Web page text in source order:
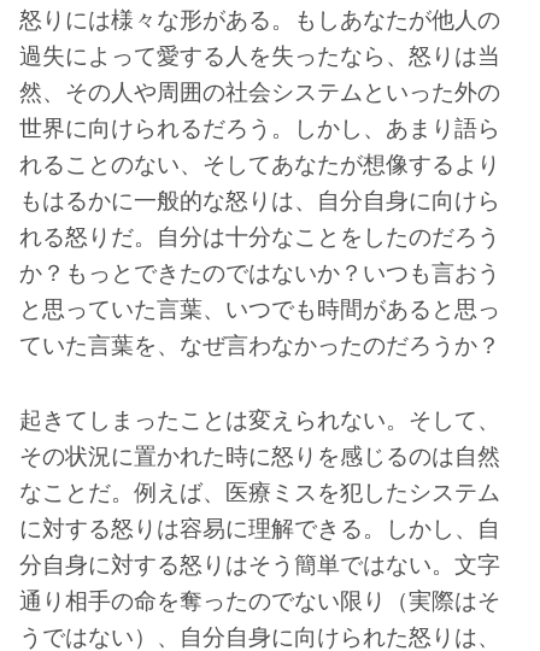
怒りには様々な形がある。もしあなたが他人の
過失によって愛する人を失ったなら、怒りは当
然、その人や周囲の社会システムといった外の
世界に向けられるだろう。しかし、あまり語ら
れることのない、そしてあなたが想像するより
もはるかに一般的な怒りは、自分自身に向けら
れる怒りだ。自分は十分なことをしたのだろう
か？もっとできたのではないか？いつも言おう
と思っていた言葉、いつでも時間があると思っ
ていた言葉を、なぜ言わなかったのだろうか？
起きてしまったことは変えられない。そして、
その状況に置かれた時に怒りを感じるのは自然
なことだ。例えば、医療ミスを犯したシステム
に対する怒りは容易に理解できる。しかし、自
分自身に対する怒りはそう簡単ではない。文字
通り相手の命を奪ったのでない限り（実際はそ
うではない）、自分自身に向けられた怒りは、